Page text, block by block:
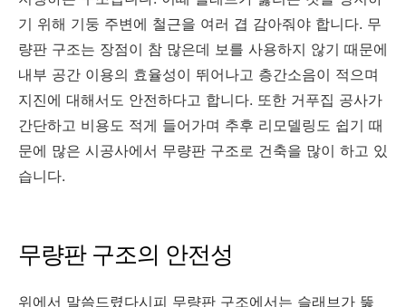
기 위해 기둥 주변에 철근을 여러 겹 감아줘야 합니다. 무
량판 구조는 장점이 참 많은데 보를 사용하지 않기 때문에
내부 공간 이용의 효율성이 뛰어나고 층간소음이 적으며
지진에 대해서도 안전하다고 합니다. 또한 거푸집 공사가
간단하고 비용도 적게 들어가며 추후 리모델링도 쉽기 때
문에 많은 시공사에서 무량판 구조로 건축을 많이 하고 있
습니다.
무량판 구조의 안전성
위에서 말씀드렸다시피 무량판 구조에서는 슬래브가 뚫